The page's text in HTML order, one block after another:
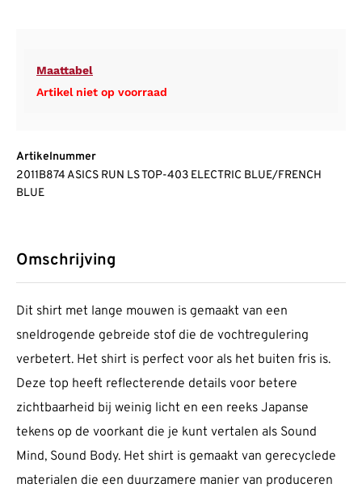
Maattabel
Artikel niet op voorraad
Artikelnummer
2011B874 ASICS RUN LS TOP-403 ELECTRIC BLUE/FRENCH
BLUE
Omschrijving
Dit shirt met lange mouwen is gemaakt van een
sneldrogende gebreide stof die de vochtregulering
verbetert. Het shirt is perfect voor als het buiten fris is.
Deze top heeft reflecterende details voor betere
zichtbaarheid bij weinig licht en een reeks Japanse
tekens op de voorkant die je kunt vertalen als Sound
Mind, Sound Body. Het shirt is gemaakt van gerecyclede
materialen die een duurzamere manier van produceren